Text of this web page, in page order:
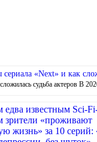
«Next» и как
судьба актеров В